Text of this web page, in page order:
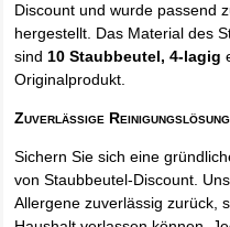
Discount und wurde passend
hergestellt. Das Material des
sind10 Staubbeutel, 4-lagig
Originalprodukt.
Zuverlässige Reinigungslösung
Sichern Sie sich eine
von Staubbeutel-Discount.
Allergene zuverlässig zurück,